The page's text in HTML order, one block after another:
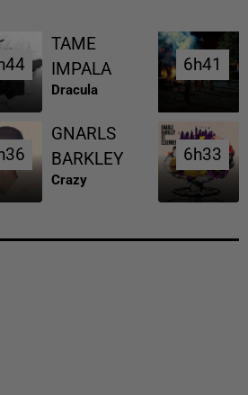
TAME
IMPALA
Dracula
6h41
6h41
GNARLS
BARKLEY
Crazy
6h33
6h33